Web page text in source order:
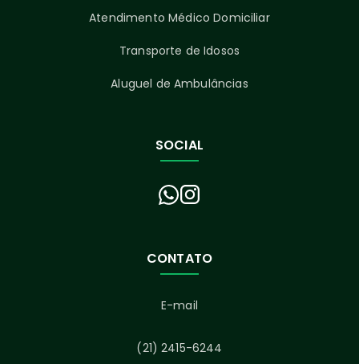
Atendimento Médico Domiciliar
Transporte de Idosos
Aluguel de Ambulâncias
SOCIAL
CONTATO
E-mail
(21) 2415-6244